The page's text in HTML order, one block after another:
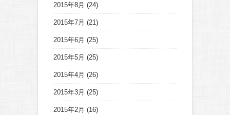
2015年8月 (24)
2015年7月 (21)
2015年6月 (25)
2015年5月 (25)
2015年4月 (26)
2015年3月 (25)
2015年2月 (16)